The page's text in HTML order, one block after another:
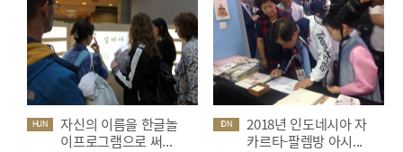
HUN
자신의 이름을 한글놀
이프로그램으로 써...
IDN
2018년 인도네시아 자
카르타-팔렘방 아시...